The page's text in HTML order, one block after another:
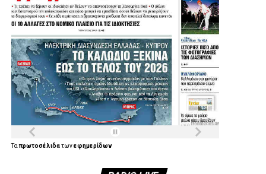
Ταπρωτοσέλιδατωνεφημερίδων